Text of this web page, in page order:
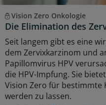
Vision Zero Onkologie
Die Elimination des
Seit langem gibt es eine
dem Zervixkarzinom und
Papillomvirus HPV
die HPV-Impfung. Sie
Vision Zero für
werden zu lassen.